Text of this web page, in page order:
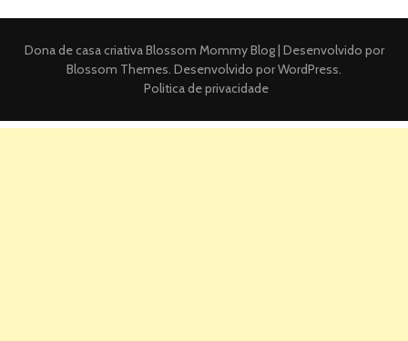
Dona de casa criativaBlossom Mommy Blog | Desenvolvido por
Blossom Themes. Desenvolvido porWordPress.
Politica de privacidade